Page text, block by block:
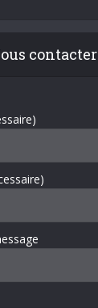
contacter